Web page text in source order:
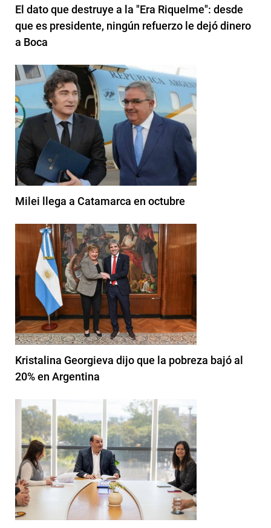
El dato que destruye a la "Era Riquelme": desde
que es presidente, ningún refuerzo le dejó dinero
a Boca
Milei llega a Catamarca en octubre
Kristalina Georgieva dijo que la pobreza bajó al
20% en Argentina